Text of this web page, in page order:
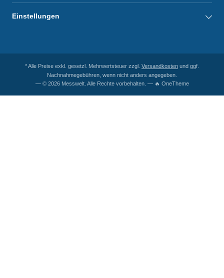
Einstellungen
* Alle Preise exkl. gesetzl. Mehrwertsteuer zzgl. Versandkosten und ggf.
Nachnahmegebühren, wenn nicht anders angegeben.
— © 2026 Messwelt. Alle Rechte vorbehalten. — 🔥 OneTheme